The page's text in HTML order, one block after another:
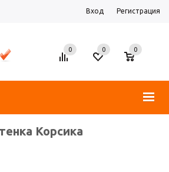
Вход Регистрация
0 0
0
Корсика